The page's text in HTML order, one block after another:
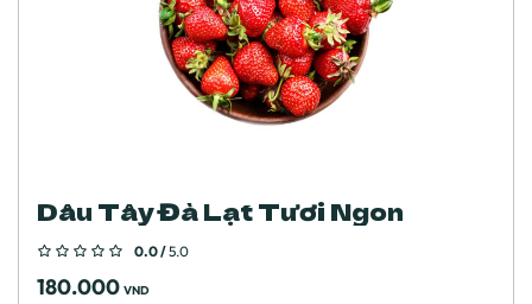
Dâu Tây Đà Lạt Tươi Ngon
0.0 /5.0
180.000 VND